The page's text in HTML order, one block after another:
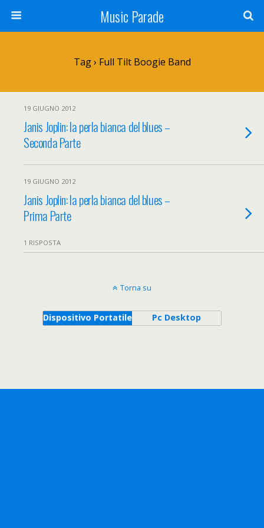
Music Parade
Tag › Full Tilt Boogie Band
19 GIUGNO 2012
Janis Joplin: la perla bianca del blues –
Seconda Parte
19 GIUGNO 2012
Janis Joplin: la perla bianca del blues –
Prima Parte
1 RISPOSTA
Torna su
Dispositivo Portatile Pc Desktop